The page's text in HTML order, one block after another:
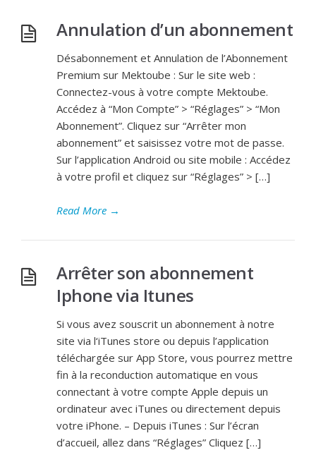
Annulation d’un abonnement
Désabonnement et Annulation de l’Abonnement
Premium sur Mektoube : Sur le site web :
Connectez-vous à votre compte Mektoube.
Accédez à “Mon Compte” > “Réglages” > “Mon
Abonnement”. Cliquez sur “Arrêter mon
abonnement” et saisissez votre mot de passe.
Sur l’application Android ou site mobile : Accédez
à votre profil et cliquez sur “Réglages” > […]
Read More →
Arrêter son abonnement
Iphone via Itunes
Si vous avez souscrit un abonnement à notre
site via l‘iTunes store ou depuis l’application
téléchargée sur App Store, vous pourrez mettre
fin à la reconduction automatique en vous
connectant à votre compte Apple depuis un
ordinateur avec iTunes ou directement depuis
votre iPhone. – Depuis iTunes : Sur l’écran
d’accueil, allez dans “Réglages” Cliquez […]